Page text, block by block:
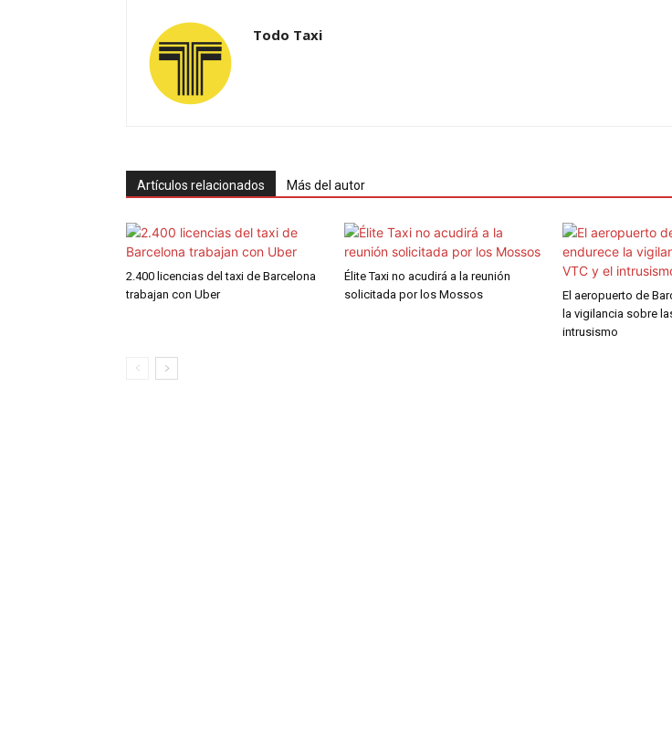
Todo Taxi
Artículos relacionados Más del autor
2.400 licencias del taxi de Barcelona
trabajan con Uber
Élite Taxi no acudirá a la reunión
solicitada por los Mossos
El aeropuerto de
la vigilancia sobre
intrusismo